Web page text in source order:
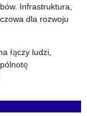
Infrastruktura,
dla rozwoju
łączy ludzi,